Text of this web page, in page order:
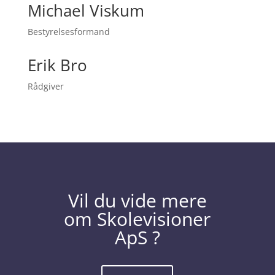
Michael Viskum
Bestyrelsesformand
Erik Bro
Rådgiver
Vil du vide mere
om Skolevisioner
ApS ?